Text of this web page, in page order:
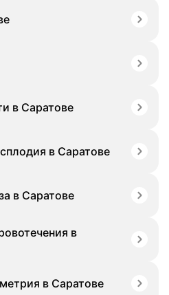
в Саратове
в Саратове
в Саратове
в
в Саратове